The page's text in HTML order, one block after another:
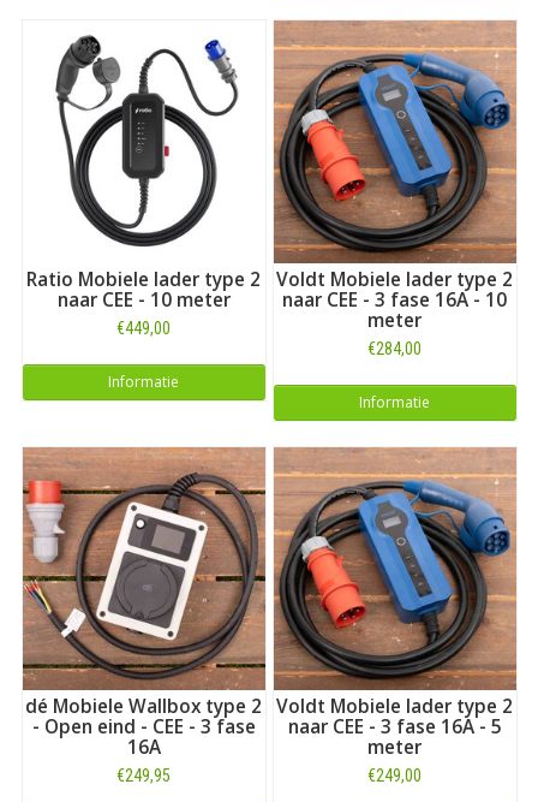
Ratio Mobiele lader type 2
naar CEE - 10 meter
€449,00
Informatie
Voldt Mobiele lader type 2
naar CEE - 3 fase 16A - 10
meter
€284,00
Informatie
dé Mobiele Wallbox type 2
- Open eind - CEE - 3 fase
16A
€249,95
Voldt Mobiele lader type 2
naar CEE - 3 fase 16A - 5
meter
€249,00